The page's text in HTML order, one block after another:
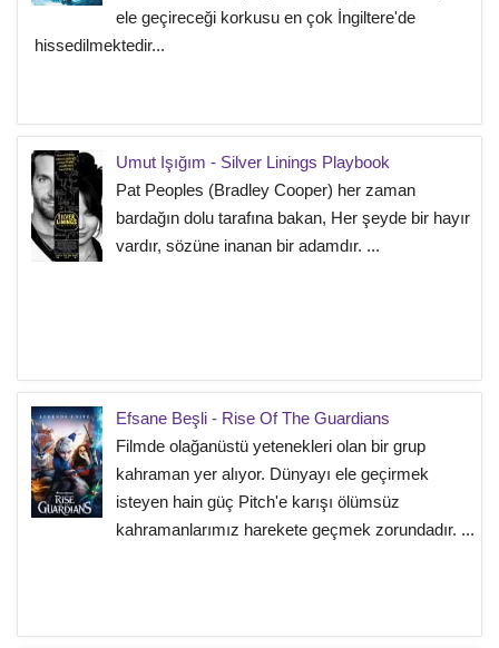
ele geçireceği korkusu en çok İngiltere'de
hissedilmektedir...
Umut Işığım - Silver Linings Playbook
Pat Peoples (Bradley Cooper) her zaman
bardağın dolu tarafına bakan, Her şeyde bir hayır
vardır, sözüne inanan bir adamdır. ...
Efsane Beşli - Rise Of The Guardians
Filmde olağanüstü yetenekleri olan bir grup
kahraman yer alıyor. Dünyayı ele geçirmek
isteyen hain güç Pitch'e karışı ölümsüz
kahramanlarımız harekete geçmek zorundadır. ...